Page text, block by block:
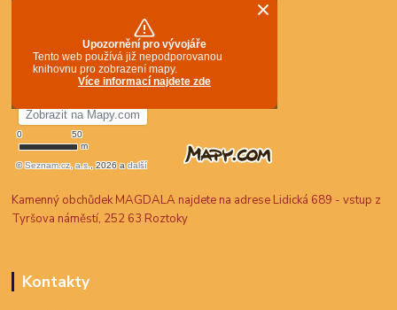
Kamenný obchůdek MAGDALA najdete na adrese Lidická 689 - vstup z
Tyršova náměstí, 252 63 Roztoky
Kontakty